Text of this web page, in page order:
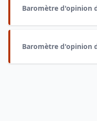
Baromètre d'opinion
Baromètre d'opinion